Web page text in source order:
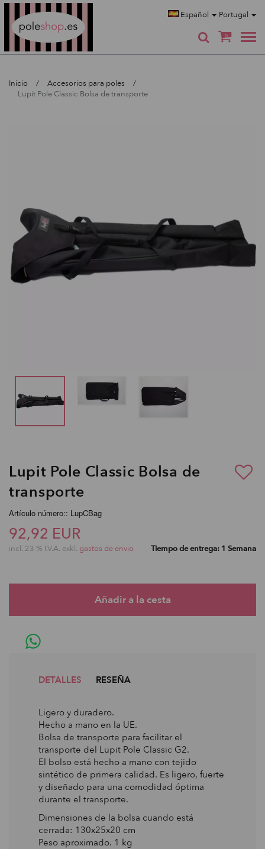
Español Portugal
0
Inicio
Accesorios para poles
Lupit Pole Classic Bolsa de transporte
Lupit Pole Classic Bolsa de
transporte
Artículo número:: LupCBag
92,92 EUR
incl. 23 % I.V.A. exkl. gastos de envio Tiempo de entrega: 1 Semana
DETALLES RESEÑA
Ligero y duradero.
Hecho a mano en la UE.
Bolsa de transporte para facilitar el
transporte del Lupit Pole Classic G2.
El bolso está hecho a mano con tejido
sintético de primera calidad. Es ligero, fuerte
y diseñado para una comodidad óptima
durante el transporte.
Dimensiones de la bolsa cuando está
cerrada: 130x25x20 cm
Peso aproximado. 1 kg